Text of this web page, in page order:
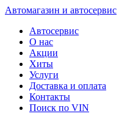
Автомагазин и автосервис
Автосервис
О нас
Акции
Хиты
Услуги
Доставка и оплата
Контакты
Поиск по VIN